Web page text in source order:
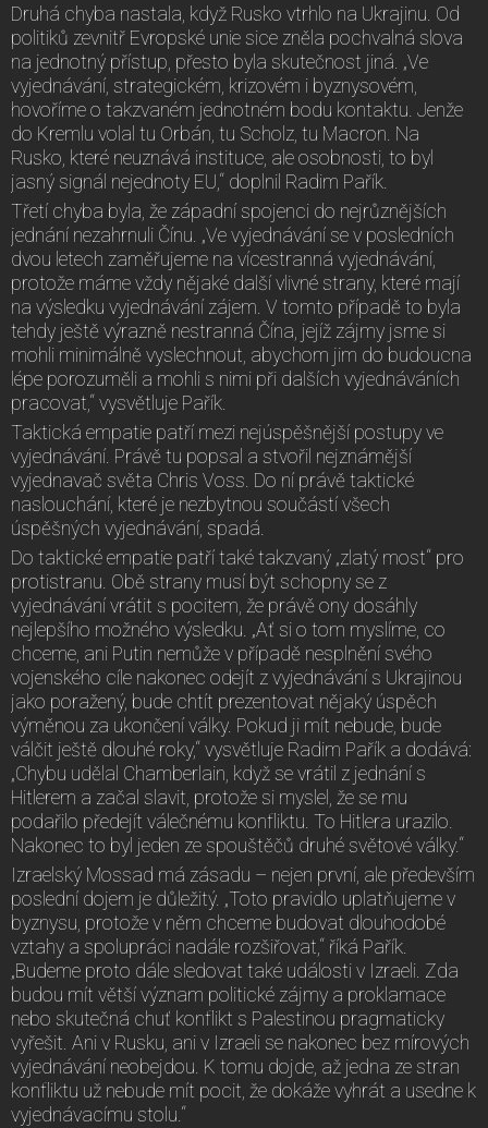
Druhá chyba nastala, když Rusko vtrhlo na Ukrajinu. Od
politiků zevnitř Evropské unie sice zněla pochvalná slova
na jednotný přístup, přesto byla skutečnost jiná. „Ve
vyjednávání, strategickém, krizovém i byznysovém,
hovoříme o takzvaném jednotném bodu kontaktu. Jenže
do Kremlu volal tu Orbán, tu Scholz, tu Macron. Na
Rusko, které neuznává instituce, ale osobnosti, to byl
jasný signál nejednoty EU,“ doplnil Radim Pařík.
Třetí chyba byla, že západní spojenci do nejrůznějších
jednání nezahrnuli Čínu. „Ve vyjednávání se v posledních
dvou letech zaměřujeme na vícestranná vyjednávání,
protože máme vždy nějaké další vlivné strany, které mají
na výsledku vyjednávání zájem. V tomto případě to byla
tehdy ještě výrazně nestranná Čína, jejíž zájmy jsme si
mohli minimálně vyslechnout, abychom jim do budoucna
lépe porozuměli a mohli s nimi při dalších vyjednáváních
pracovat,“ vysvětluje Pařík.
Taktická empatie patří mezi nejúspěšnější postupy ve
vyjednávání. Právě tu popsal a stvořil nejznámější
vyjednavač světa Chris Voss. Do ní právě taktické
naslouchání, které je nezbytnou součástí všech
úspěšných vyjednávání, spadá.
Do taktické empatie patří také takzvaný „zlatý most“ pro
protistranu. Obě strany musí být schopny se z
vyjednávání vrátit s pocitem, že právě ony dosáhly
nejlepšího možného výsledku. „Ať si o tom myslíme, co
chceme, ani Putin nemůže v případě nesplnění svého
vojenského cíle nakonec odejít z vyjednávání s Ukrajinou
jako poražený, bude chtít prezentovat nějaký úspěch
výměnou za ukončení války. Pokud ji mít nebude, bude
válčit ještě dlouhé roky,“ vysvětluje Radim Pařík a dodává:
„Chybu udělal Chamberlain, když se vrátil z jednání s
Hitlerem a začal slavit, protože si myslel, že se mu
podařilo předejít válečnému konfliktu. To Hitlera urazilo.
Nakonec to byl jeden ze spouštěčů druhé světové války.“
Izraelský Mossad má zásadu – nejen první, ale především
poslední dojem je důležitý. „Toto pravidlo uplatňujeme v
byznysu, protože v něm chceme budovat dlouhodobé
vztahy a spolupráci nadále rozšiřovat,“ říká Pařík.
„Budeme proto dále sledovat také události v Izraeli. Zda
budou mít větší význam politické zájmy a proklamace
nebo skutečná chuť konflikt s Palestinou pragmaticky
vyřešit. Ani v Rusku, ani v Izraeli se nakonec bez mírových
vyjednávání neobejdou. K tomu dojde, až jedna ze stran
konfliktu už nebude mít pocit, že dokáže vyhrát a usedne k
vyjednávacímu stolu.“